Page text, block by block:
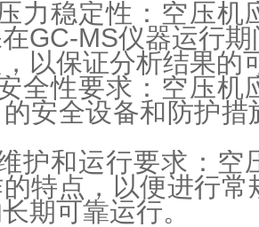
力稳定性：空压机
GC-MS仪器运行
以保证分析结果的
全性要求：空压机
安全设备和防护
护和运行要求：空
特点，以便进行
期可靠运行。